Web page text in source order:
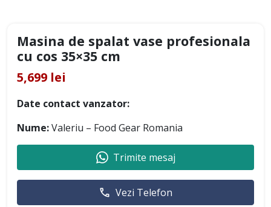
Masina de spalat vase profesionala
cu cos 35×35 cm
5,699 lei
Date contact vanzator:
Nume:Valeriu – Food Gear Romania
Trimite mesaj
Vezi Telefon